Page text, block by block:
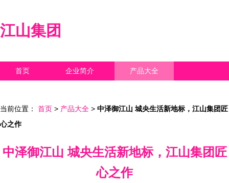
江山集团
首页 企业简介 产品大全
当前位置： 首页 > 产品大全 > 中泽御江山 城央生活新地标，江山集团匠
心之作
中泽御江山 城央生活新地标，江山集团匠
心之作